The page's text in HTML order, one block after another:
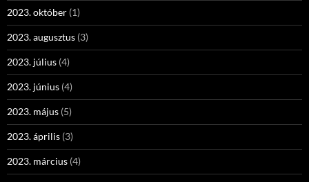
2023. október (1)
2023. augusztus (3)
2023. július (4)
2023. június (4)
2023. május (5)
2023. április (3)
2023. március (4)